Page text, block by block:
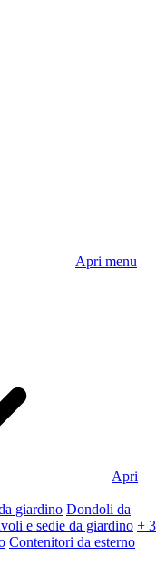
Apri menu
Apri
giardino Dondoli da
e sedie da giardino + 3
Contenitori da esterno